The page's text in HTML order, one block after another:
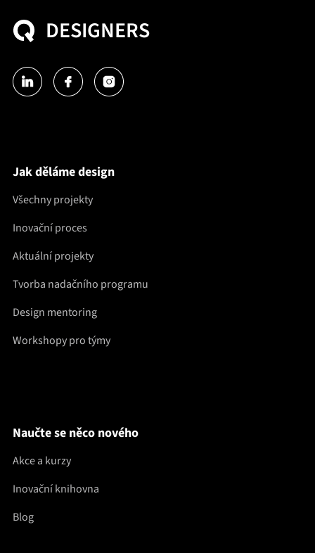
Jak děláme design
Všechny projekty
Inovační proces
Aktuální projekty
Tvorba nadačního programu
Design mentoring
Workshopy pro týmy
Naučte se něco nového
Akce a kurzy
Inovační knihovna
Blog
DESIGNERS